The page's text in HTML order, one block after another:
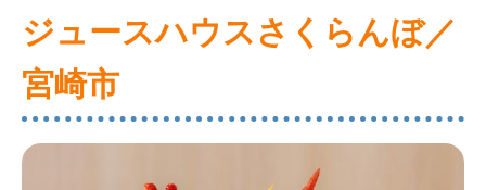
ジュースハウスさくらんぼ／
宮崎市